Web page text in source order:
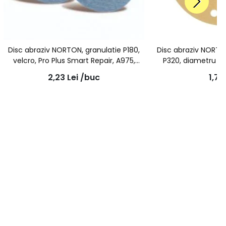
Disc abraziv NORTON, granulatie P180,
velcro, Pro Plus Smart Repair, A975,
76mm
2,23 Lei /buc
Disc abraziv
P320, diametru
1,73